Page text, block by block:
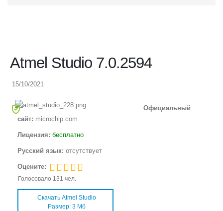
Atmel Studio 7.0.2594
15/10/2021
Официальный
сайт: microchip.com
Лицензия: бесплатно
Русский язык: отсутствует
Оцените:
Голосовало 131 чел.
Скачать Atmel Studio
Размер: 3 Мб